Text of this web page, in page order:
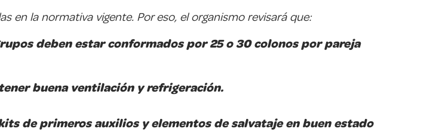
en la normativa vigente. Por eso, el organismo revisará que:
deben estar conformados por 25 o 30 colonos por pareja
buena ventilación y refrigeración.
de primeros auxilios y elementos de salvataje en buen estado